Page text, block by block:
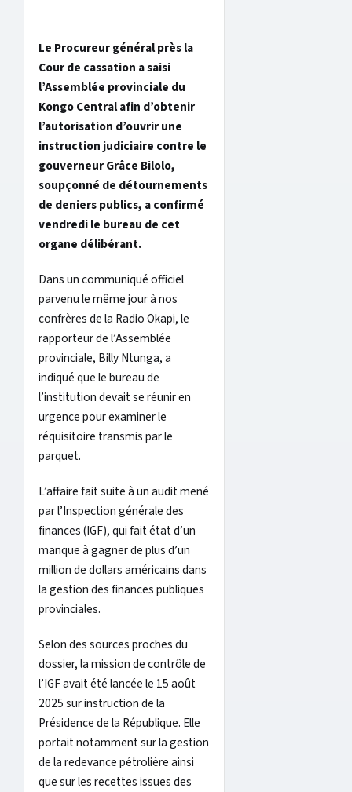
Le Procureur général près la
Cour de cassation a saisi
l’Assemblée provinciale du
Kongo Central afin d’obtenir
l’autorisation d’ouvrir une
instruction judiciaire contre le
gouverneur Grâce Bilolo,
soupçonné de détournements
de deniers publics, a confirmé
vendredi le bureau de cet
organe délibérant.
Dans un communiqué officiel
parvenu le même jour à nos
confrères de la Radio Okapi, le
rapporteur de l’Assemblée
provinciale, Billy Ntunga, a
indiqué que le bureau de
l’institution devait se réunir en
urgence pour examiner le
réquisitoire transmis par le
parquet.
L’affaire fait suite à un audit mené
par l’Inspection générale des
finances (IGF), qui fait état d’un
manque à gagner de plus d’un
million de dollars américains dans
la gestion des finances publiques
provinciales.
Selon des sources proches du
dossier, la mission de contrôle de
l’IGF avait été lancée le 15 août
2025 sur instruction de la
Présidence de la République. Elle
portait notamment sur la gestion
de la redevance pétrolière ainsi
que sur les recettes issues des